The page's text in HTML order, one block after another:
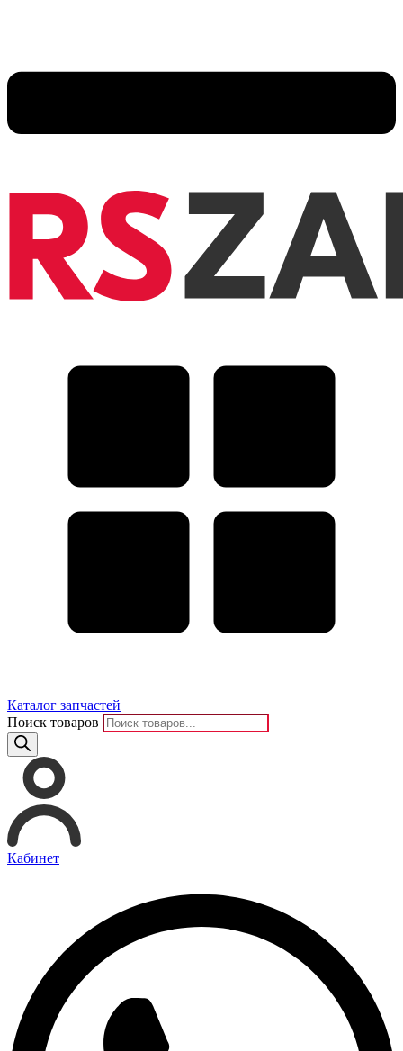
Каталог запчастей
Поиск товаров
Кабинет